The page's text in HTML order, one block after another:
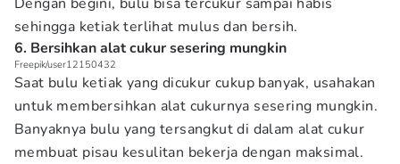
sehingga ketiak terlihat mulus dan bersih.
6. Bersihkan alat cukur sesering mungkin
Freepik/user12150432
Saat bulu ketiak yang dicukur cukup banyak, usahakan
untuk membersihkan alat cukurnya sesering mungkin.
Banyaknya bulu yang tersangkut di dalam alat cukur
membuat pisau kesulitan bekerja dengan maksimal.